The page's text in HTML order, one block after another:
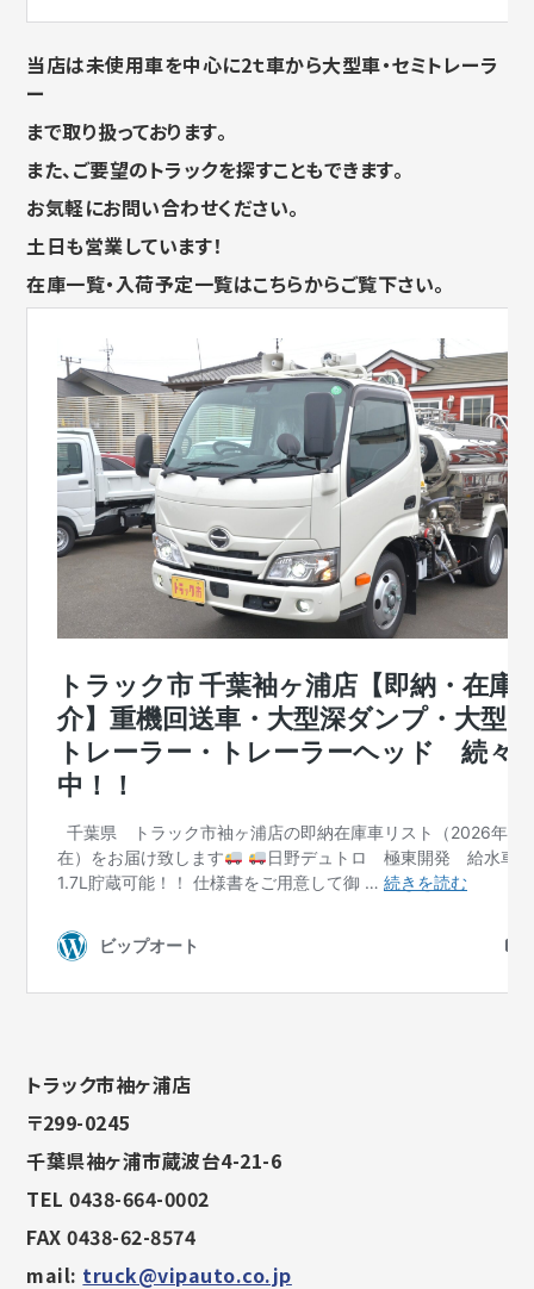
当店は未使用車を中心に2ｔ車から大型車・セミトレーラ
ー
まで取り扱っております。
また、ご要望のトラックを探すこともできます。
お気軽にお問い合わせください。
土日も営業しています！
在庫一覧・入荷予定一覧はこちらからご覧下さい。
トラック市袖ヶ浦店
〒299-0245
千葉県袖ヶ浦市蔵波台4-21-6
TEL 0438-664-0002
FAX 0438-62-8574
mail: truck@vipauto.co.jp